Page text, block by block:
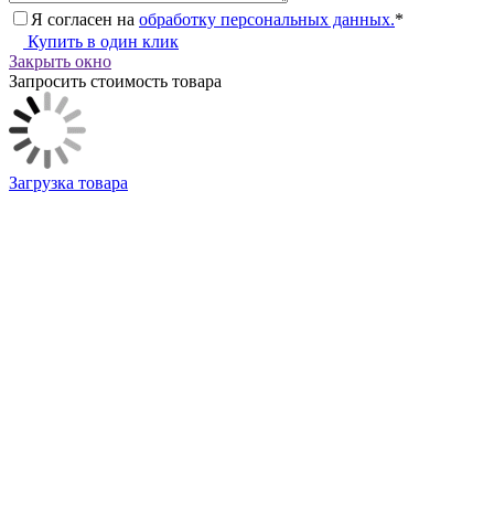
Я согласен на обработку персональных данных.*
Купить в один клик
Закрыть окно
Запросить стоимость товара
Загрузка товара